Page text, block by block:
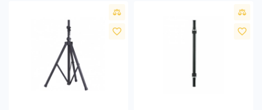
favorite_border favorite_border